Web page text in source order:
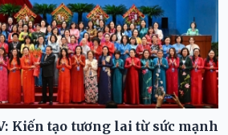
Kiến tạo tương lai từ sức mạnh